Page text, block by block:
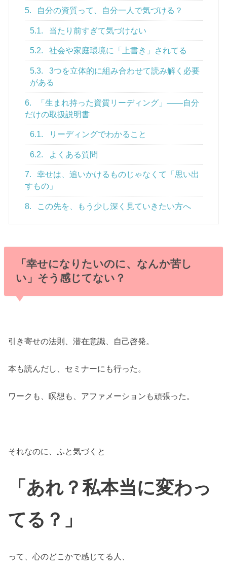
5. 自分の資質って、自分一人で気づける？
5.1. 当たり前すぎて気づけない
5.2. 社会や家庭環境に「上書き」されてる
5.3.
3つを立体的に組み合わせて読み解く必要
がある
6.
「生まれ持った資質リーディング」——自分
だけの取扱説明書
6.1. リーディングでわかること
6.2. よくある質問
7.
幸せは、追いかけるものじゃなくて「思い出
すもの」
8. この先を、もう少し深く見ていきたい方へ
「幸せになりたいのに、なんか苦し
い」そう感じてない？
引き寄せの法則、潜在意識、自己啓発。
本も読んだし、セミナーにも行った。
ワークも、瞑想も、アファメーションも頑張った。
それなのに、ふと気づくと
「あれ？私本当に変わっ
てる？」
って、心のどこかで感じてる人、